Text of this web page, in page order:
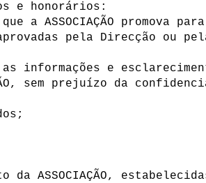
e honorários:
ASSOCIAÇÃO promova
pela Direcção ou
informações e
sem prejuízo da
ASSOCIAÇÃO,